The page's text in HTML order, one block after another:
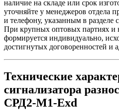
наличие на складе или срок
уточняйте у менеджеров отдела
и телефону, указанным в разделе
При крупных оптовых партиях и
формируется индивидуально,
достигнутых договоренностей и
Технические
сигнализатора
СРД2-М1-Exd